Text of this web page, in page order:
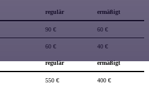
regulär ermäßigt
90 € 60 €
60 € 40 €
regulär ermäßigt
550 € 400 €